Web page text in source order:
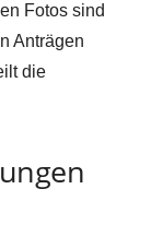
Fotos sind
Anträgen
die